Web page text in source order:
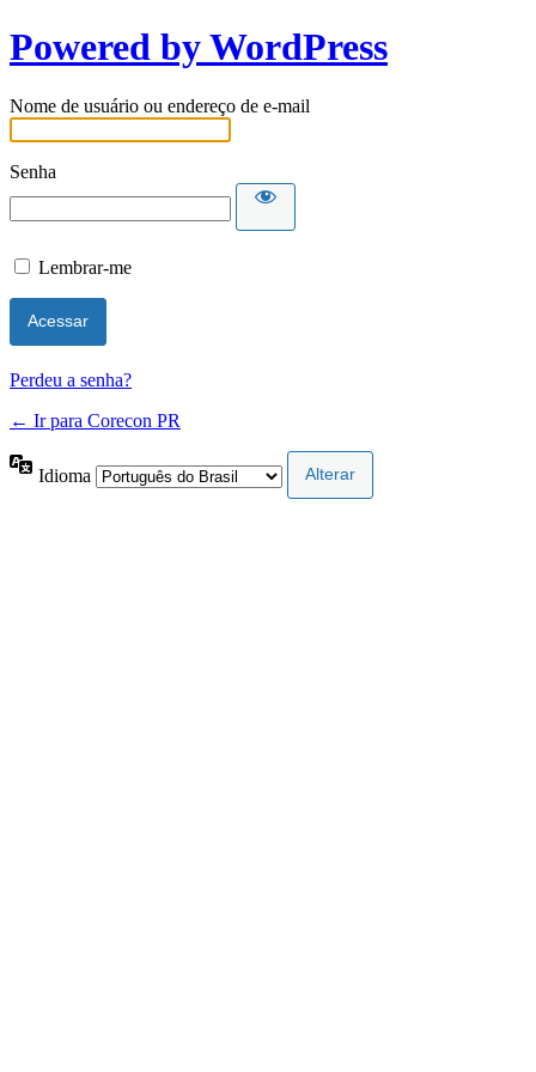
Powered by WordPress
Nome de usuário ou endereço de e-mail
Senha
Lembrar-me
Perdeu a senha?
← Ir para Corecon PR
Idioma